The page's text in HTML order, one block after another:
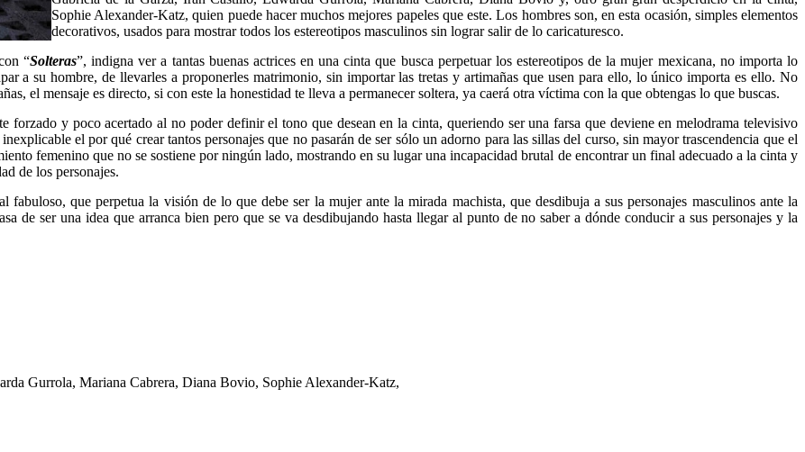
Sophie Alexander-Katz, quien puede hacer muchos mejores papeles que este. Los hombres son, en esta ocasión, simples elementos
decorativos, usados para mostrar todos los estereotipos masculinos sin lograr salir de lo caricaturesco.
“Solteras”, indigna ver a tantas buenas actrices en una cinta que busca perpetuar los estereotipos de la mujer mexicana, no importa lo
a su hombre, de llevarles a proponerles matrimonio, sin importar las tretas y artimañas que usen para ello, lo único importa es ello. No
el mensaje es directo, si con este la honestidad te lleva a permanecer soltera, ya caerá otra víctima con la que obtengas lo que buscas.
y poco acertado al no poder definir el tono que desean en la cinta, queriendo ser una farsa que deviene en melodrama televisivo
el por qué crear tantos personajes que no pasarán de ser sólo un adorno para las sillas del curso, sin mayor trascendencia que el
femenino que no se sostiene por ningún lado, mostrando en su lugar una incapacidad brutal de encontrar un final adecuado a la cinta y
de los personajes.
fabuloso, que perpetua la visión de lo que debe ser la mujer ante la mirada machista, que desdibuja a sus personajes masculinos ante la
de ser una idea que arranca bien pero que se va desdibujando hasta llegar al punto de no saber a dónde conducir a sus personajes y la
Gurrola, Mariana Cabrera, Diana Bovio, Sophie Alexander-Katz,